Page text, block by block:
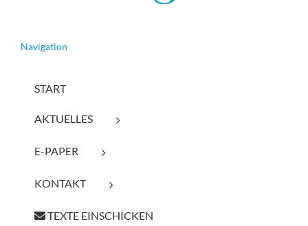
Navigation
START
AKTUELLES
E-PAPER
KONTAKT
TEXTE EINSCHICKEN